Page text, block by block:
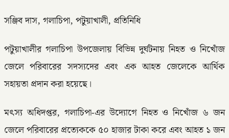
সঞ্জিব দাস, গলাচিপা, পটুয়াখালী, প্রতিনিধি
পটুয়াখালীর গলাচিপা উপজেলায় বিভিন্ন দুর্ঘটনায় নিহত ও নিখোঁজ
জেলে পরিবারের সদস্যদের এবং এক আহত জেলেকে আর্থিক
সহায়তা প্রদান করা হয়েছে।
মৎস্য অধিদপ্তর, গলাচিপা-এর উদ্যোগে নিহত ও নিখোঁজ ৬ জন
জেলে পরিবারের প্রত্যেককে ৫০ হাজার টাকা করে এবং আহত ১ জন